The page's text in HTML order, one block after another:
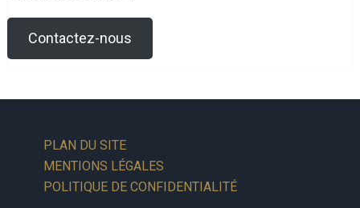
Contactez-nous
PLAN DU SITE
MENTIONS LÉGALES
POLITIQUE DE CONFIDENTIALITÉ